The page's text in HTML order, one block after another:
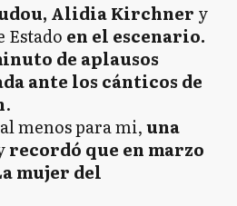
Alidia Kirchner y
Estado en el escenario.
de aplausos
ante los cánticos de
.
menos para mi,una
recordó que en marzo
mujer del